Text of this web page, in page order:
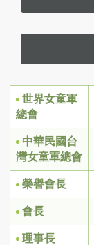
世界女童軍
總會
中華民國台
灣女童軍總會
榮譽會長
會長
理事長